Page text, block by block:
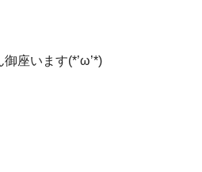
座います(*’ω’*)